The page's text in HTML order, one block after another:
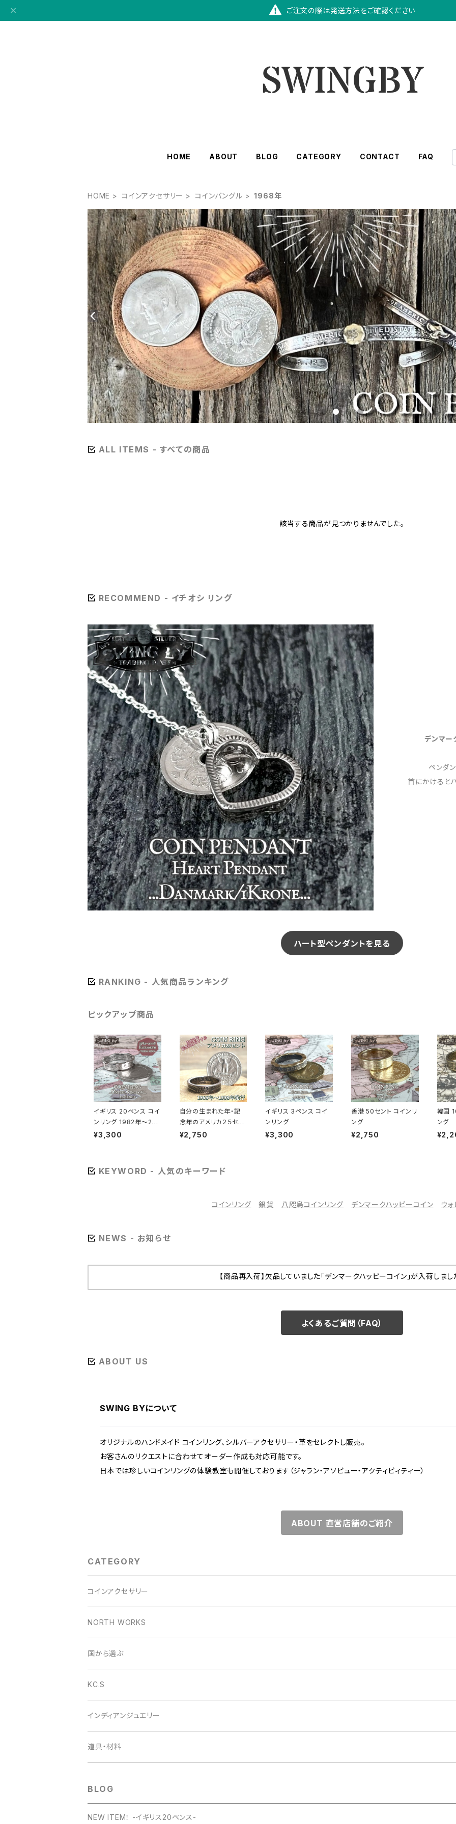
ご注文の際は発送方法をご確認ください
HOME ABOUT BLOG CATEGORY CONTACT FAQ
HOME コインアクセサリー コインバングル 1968年
ALL ITEMS - すべての商品
該当する商品が見つかりませんでした。
RECOMMEND - イチオシ リング
デンマー
ペンダ
首にかけると
ハート型ペンダントを見る
RANKING - 人気商品ランキング
ピックアップ商品
イギリス 20ペンス コイ
ンリング 1982年～200
8年/エリザベス面（リン
¥3,300
自分の生まれた年・記
念年のアメリカ２５セン
トで指輪をお作りします
¥2,750
イギリス 3ペンス コイ
ンリング
¥3,300
香港 50セント コインリ
ング
¥2,750
韓国
ング
KEYWORD - 人気のキーワード
コインリング 銀貨 八咫烏コインリング デンマークハッピーコイン ウォ
NEWS - お知らせ
【商品再入荷】欠品していました「デンマークハッピーコイン」が入荷しまし
よくあるご質問（FAQ）
ABOUT US
SWING BYについて
オリジナルのハンドメイド コインリング、シルバーアクセサリー・革をセレクトし販売。
お客さんのリクエストに合わせてオーダー作成も対応可能です。
日本では珍しいコインリングの体験教室も開催しております（ジャラン・アソビュー・アクティビィティー）
ABOUT 直営店舗のご紹介
CATEGORY
コインアクセサリー
コインリング
1953年
1954年
コインペンダント
1953年
1954年
コインバングル
1953年
1954年
コインガーディアンベル
コインの迷子札
NORTH WORKS
ペンダント
リング
バングル
ピアス
国から選ぶ
アメリカ
イギリス
デンマーク
KC.S
財布
ラウンドファスナー
ベーシックロングウォレット
小銭入れ
インディアンジュエリー
ペンダント
道具・材料
BLOG
NEW ITEM！ -イギリス20ペンス-